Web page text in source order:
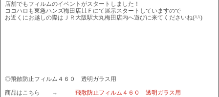
店舗でもフィルムのイベントがスタートしました！
ココハロも東急ハンズ梅田店11Ｆにて展示スタートしていますので
お近くにお越しの際はＪＲ大阪駅大丸梅田店内へ遊びに来てくださいね(^^)
◎飛散防止フィルム４６０ 透明ガラス用
商品はこちら → 飛散防止フィルム４６０ 透明ガラス用